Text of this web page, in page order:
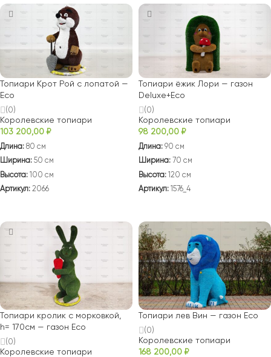
Топиари Крот Рой с лопатой —
Есо
(0)
Королевские топиари
103 200,00₽
Длина: 80 см
Ширина: 50 см
Высота: 100 см
Артикул: 2066
Топиари ёжик Лори — газон
Deluxe+Eco
(0)
Королевские топиари
98 200,00₽
Длина: 90 см
Ширина: 70 см
Высота: 120 см
Артикул: 1576_4
Топиари кролик с морковкой,
h= 170см — газон Есо
(0)
Королевские топиари
Топиари лев Вин — газон Eco
(0)
Королевские топиари
168 200,00₽